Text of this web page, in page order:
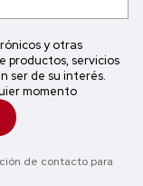
y otras
productos, servicios
ser de su interés.
momento
de contacto para